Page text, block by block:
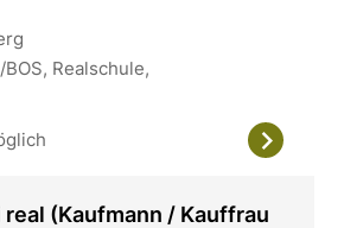
Realschule,
(Kaufmann / Kauffrau